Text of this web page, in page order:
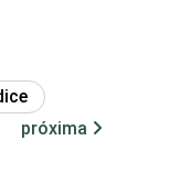
próxima